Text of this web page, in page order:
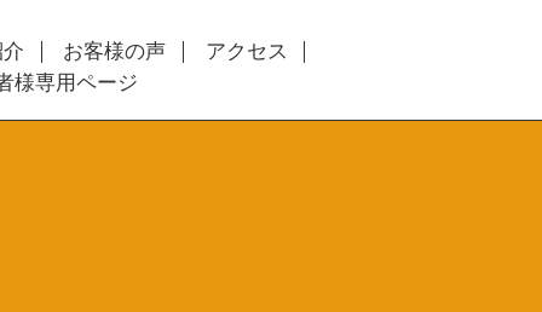
お客様の声
アクセス
様専用ページ